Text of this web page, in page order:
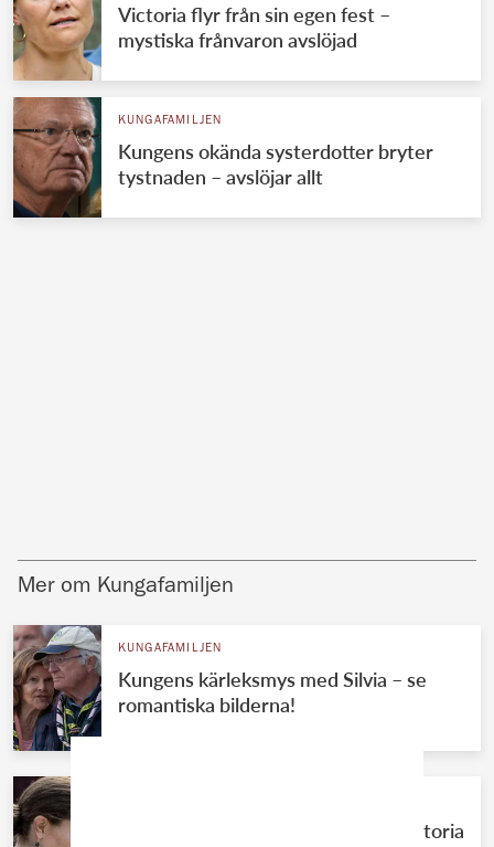
Victoria flyr från sin egen fest –
mystiska frånvaron avslöjad
KUNGAFAMILJEN
Kungens okända systerdotter bryter
tystnaden – avslöjar allt
Mer om Kungafamiljen
KUNGAFAMILJEN
Kungens kärleksmys med Silvia – se
romantiska bilderna!
Knivbeväpnad man närmade sig Victoria